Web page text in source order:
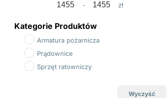
Minimum Price
- Maximum Price
zł
Kategorie Produktów
Armatura pożarnicza
Prądownice
Sprzęt ratowniczy
Wyczyść